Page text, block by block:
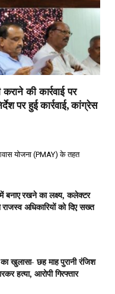
की कार्रवाई पर
पर हुई कार्रवाई, कांग्रेस
योजना (PMAY) के तहत
बनाए रखने का लक्ष्य, कलेक्टर
अधिकारियों को दिए सख्त
खुलासा- छह माह पुरानी रंजिश
हत्या, आरोपी गिरफ्तार